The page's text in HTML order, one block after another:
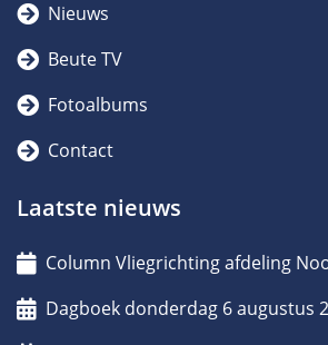
Nieuws
Beute TV
Fotoalbums
Contact
Laatste nieuws
Column Vliegrichting afdeling
Dagboek donderdag 6 augustus